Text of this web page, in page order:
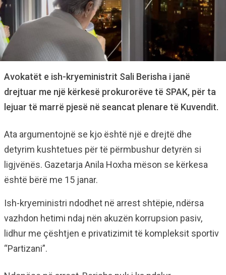
Avokatët e ish-kryeministrit Sali Berisha i janë
drejtuar me një kërkesë prokurorëve të SPAK, për ta
lejuar të marrë pjesë në seancat plenare të Kuvendit.
Ata argumentojnë se kjo është një e drejtë dhe
detyrim kushtetues për të përmbushur detyrën si
ligjvënës. Gazetarja Anila Hoxha mëson se kërkesa
është bërë me 15 janar.
Ish-kryeministri ndodhet në arrest shtëpie, ndërsa
vazhdon hetimi ndaj nën akuzën korrupsion pasiv,
lidhur me çështjen e privatizimit të kompleksit sportiv
“Partizani”.